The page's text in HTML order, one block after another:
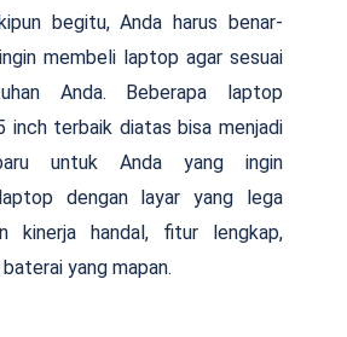
begitu, Anda harus benar-
membeli laptop agar sesuai
Anda. Beberapa laptop
inch terbaik diatas bisa menjadi
untuk Anda yang ingin
dengan layar yang lega
kinerja handal, fitur lengkap,
yang mapan.